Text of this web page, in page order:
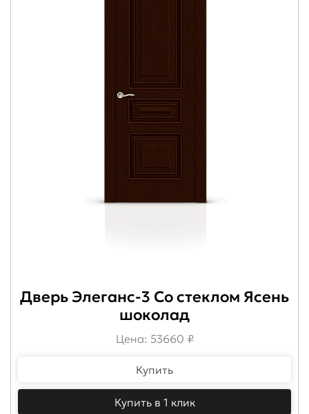
Дверь Элеганс-3 Со стеклом Ясень
шоколад
Цена: 53660 ₽
Купить
Купить в 1 клик